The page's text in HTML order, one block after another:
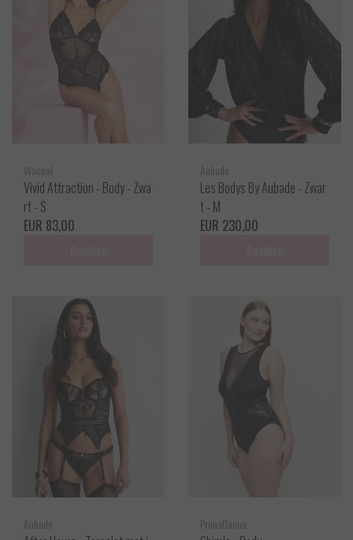
Wacoal
Vivid Attraction - Body - Zwa
rt - S
EUR 83,00
Aubade
Les Bodys By Aubade - Zwar
t - M
EUR 230,00
Aubade PrimaDonna